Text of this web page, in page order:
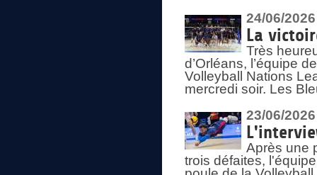
24/06/2026
La
Très
d’Orléans, l’équipe
Volleyball Nations
mercredi soir. Les
23/06/2026
Après une
trois défaites,